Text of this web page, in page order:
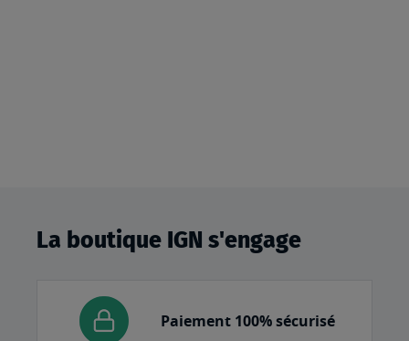
La boutique IGN s'engage
Paiement 100% sécurisé